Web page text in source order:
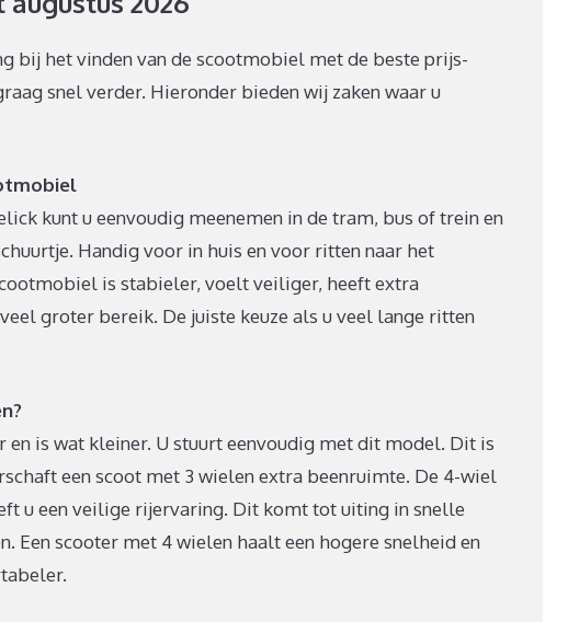
bij het vinden van de scootmobiel met de beste prijs-
snel verder. Hieronder bieden wij zaken waar u
kunt u eenvoudig meenemen in de tram, bus of trein en
Handig voor in huis en voor ritten naar het
is stabieler, voelt veiliger, heeft extra
groter bereik. De juiste keuze als u veel lange ritten
is wat kleiner. U stuurt eenvoudig met dit model. Dit is
een scoot met 3 wielen extra beenruimte. De 4-wiel
u een veilige rijervaring. Dit komt tot uiting in snelle
Een scooter met 4 wielen haalt een hogere snelheid en